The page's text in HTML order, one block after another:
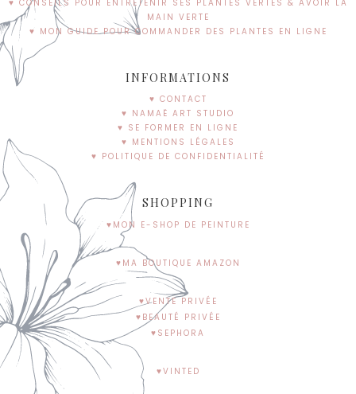
♥ CONSEILS POUR ENTRETENIR SES PLANTES VERTES & AVOIR LA
MAIN VERTE
♥ MON GUIDE POUR COMMANDER DES PLANTES EN LIGNE
INFORMATIONS
♥ CONTACT
♥ NAMAË ART STUDIO
♥ SE FORMER EN LIGNE
♥ MENTIONS LÉGALES
♥ POLITIQUE DE CONFIDENTIALITÉ
SHOPPING
♥MON E-SHOP DE PEINTURE
♥MA BOUTIQUE AMAZON
♥VENTE PRIVÉE
♥BEAUTÉ PRIVÉE
♥SEPHORA
♥VINTED